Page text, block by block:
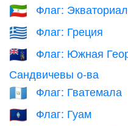
🇬🇶 Флаг:
🇬🇷 Флаг: Греция
🇬🇸
Флаг: Южная
Сандвичевы о-ва
🇬🇹 Флаг: Гватемала
🇬🇺 Флаг: Гуам